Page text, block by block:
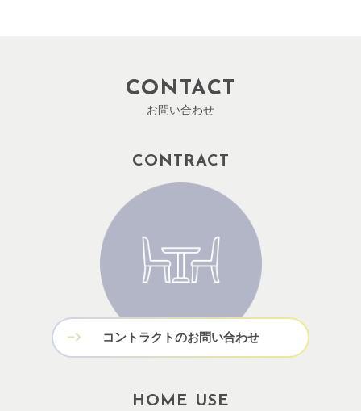
CONTACT
お問い合わせ
CONTRACT
コントラクトのお問い合わせ
HOME USE